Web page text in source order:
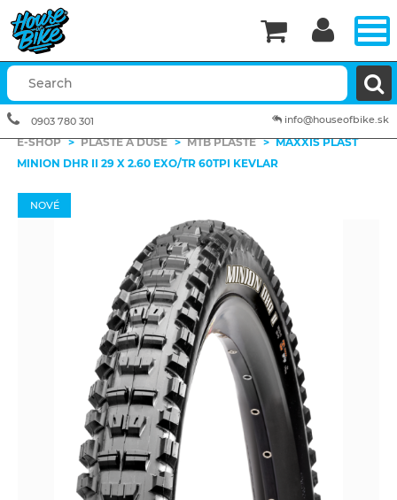
E-SHOP > PLÁŠTE A DUŠE > MTB PLÁŠTE > MAXXIS PLÁŠŤ
MINION DHR II 29 X 2.60 EXO/TR 60TPI KEVLAR
NOVÉ


info@houseofbike.sk
0903 780 301